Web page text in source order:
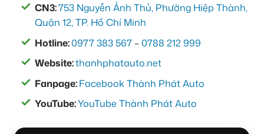
CN3:753 Nguyễn Ảnh Thủ, Phường Hiệp Thành,
Quận 12, TP. Hồ Chí Minh
Hotline:0977 383 567 –0788 212 999
Website:thanhphatauto.net
Fanpage:Facebook Thành Phát Auto
YouTube:YouTube Thành Phát Auto